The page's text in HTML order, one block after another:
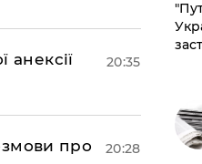
20:35
про
20:28